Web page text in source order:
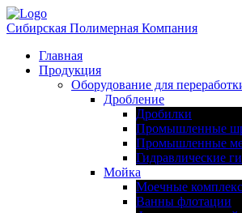
Сибирская Полимерная Компания
Главная
Продукция
Оборудование для
Дробление
Дробилки
Промышленные
Промышленные
Гидравлические
Мойка
Моечные
Ванны флотации